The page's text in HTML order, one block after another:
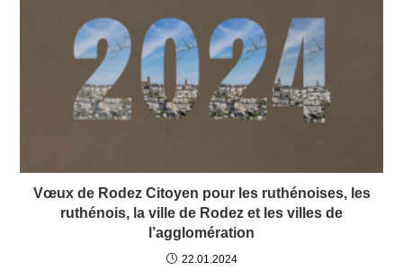
Vœux de Rodez Citoyen pour les ruthénoises, les
ruthénois, la ville de Rodez et les villes de
l’agglomération
22.01.2024